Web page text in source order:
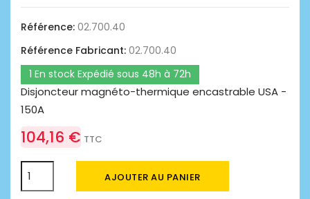
Référence: 02.700.40
Référence Fabricant: 02.700.40
1 En stock Expédié sous 48h à 72h
Disjoncteur magnéto-thermique encastrable USA -
150A
104,16 € TTC
AJOUTER AU PANIER